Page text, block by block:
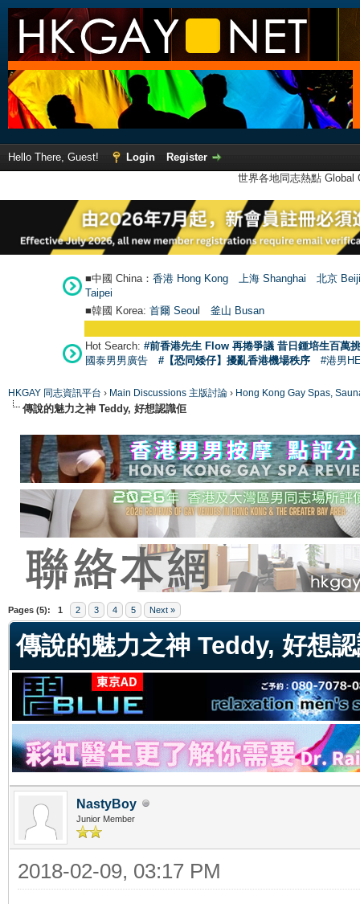
Hello There, Guest! Login
Register
世界各地同志熱點
■中國 China： 香港 Hong Kong 上海 Shanghai
北京
Taipei
■韓國 Korea: 首爾 Seoul 釜山 Busan
Hot Search: #前香港先生 Flow 再捲爭議 昔日鍾培生百萬
國泰男男廣告
#【恐同矮仔】擾亂香港機場秩序 #港男
HKGAY 同志資訊平台 › Main Discussions 主版討論 › Hong Kong Gay Spas,
傳說的魅力之神 Teddy, 好想認識佢
Pages (5): 1 2 3 4 5 Next »
傳說的魅力之神 Teddy, 好想
NastyBoy
Junior Member
2018-02-09, 03:17 PM